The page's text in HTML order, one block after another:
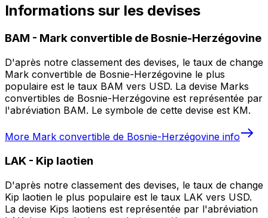
Informations sur les devises
BAM - Mark convertible de Bosnie-Herzégovine
D'après notre classement des devises, le taux de change
Mark convertible de Bosnie-Herzégovine le plus
populaire est le taux BAM vers USD. La devise Marks
convertibles de Bosnie-Herzégovine est représentée par
l'abréviation BAM. Le symbole de cette devise est KM.
More Mark convertible de Bosnie-Herzégovine info
LAK - Kip laotien
D'après notre classement des devises, le taux de change
Kip laotien le plus populaire est le taux LAK vers USD.
La devise Kips laotiens est représentée par l'abréviation